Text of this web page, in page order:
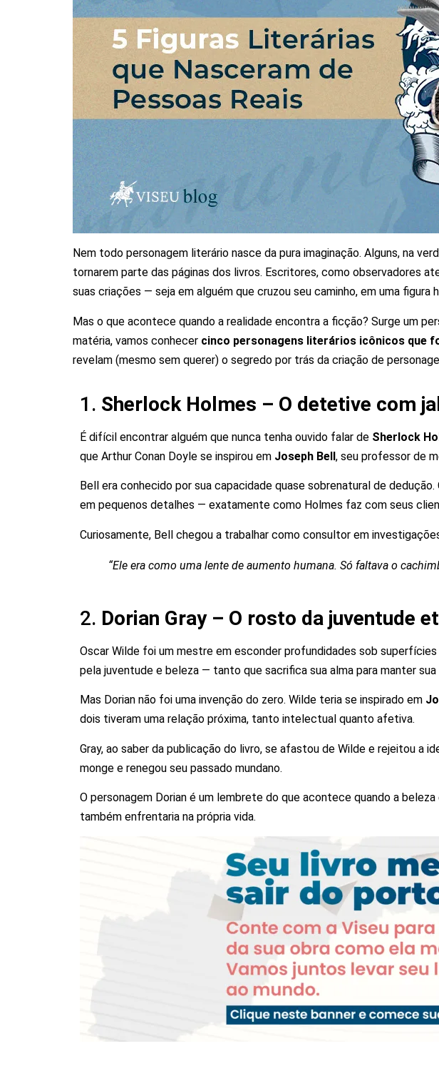
Nem todo personagem literário nasce da pura imaginação. Alguns, na
tornarem parte das páginas dos livros. Escritores, como observadores
suas criações — seja em alguém que cruzou seu caminho, em uma figura
Mas o que acontece quando a realidade encontra a ficção? Surge um
matéria, vamos conhecer cinco personagens literários icônicos que
revelam (mesmo sem querer) o segredo por trás da criação de
1. Sherlock Holmes – O detetive com
É difícil encontrar alguém que nunca tenha ouvido falar de Sherlock
que Arthur Conan Doyle se inspirou em Joseph Bell, seu professor de
Bell era conhecido por sua capacidade quase sobrenatural de
em pequenos detalhes — exatamente como Holmes faz com seus
Curiosamente, Bell chegou a trabalhar como consultor em
“Ele era como uma lente de aumento humana. Só faltava o
2. Dorian Gray – O rosto da juventude
Oscar Wilde foi um mestre em esconder profundidades sob
pela juventude e beleza — tanto que sacrifica sua alma para manter
Mas Dorian não foi uma invenção do zero. Wilde teria se inspirado em
dois tiveram uma relação próxima, tanto intelectual quanto afetiva.
Gray, ao saber da publicação do livro, se afastou de Wilde e rejeitou a
monge e renegou seu passado mundano.
O personagem Dorian é um lembrete do que acontece quando a
também enfrentaria na própria vida.